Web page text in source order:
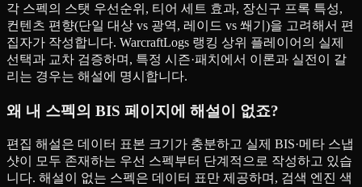
각 스펙의 스탯 우선순위, 티어 세트 효과, 장신구 프록 특성,
컨텐츠 편향(단일 대상 vs 광역, 레이드 vs 쐐기)을 고려해서 편
집자가 작성합니다. WarcraftLogs 랭킹 상위 플레이어의 실제
선택과 교차 검증하며, 특정 시즌·패치에서 이론과 실전이 갈
리는 경우는 해설에 명시합니다.
왜 내 스펙의 BIS 페이지에 해설이 없죠?
편집 해설은 데이터 표본 크기가 충분하고 실제 BIS·메타 스냅
샷이 모두 존재하는 우선 스펙부터 단계적으로 작성하고 있습
니다. 해설이 없는 스펙은 데이터 표만 제공하며, 검색 엔진 색